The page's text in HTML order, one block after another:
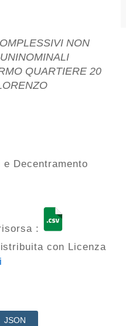
QUARTIERE 20
Decentramento
:
con Licenza
JSON